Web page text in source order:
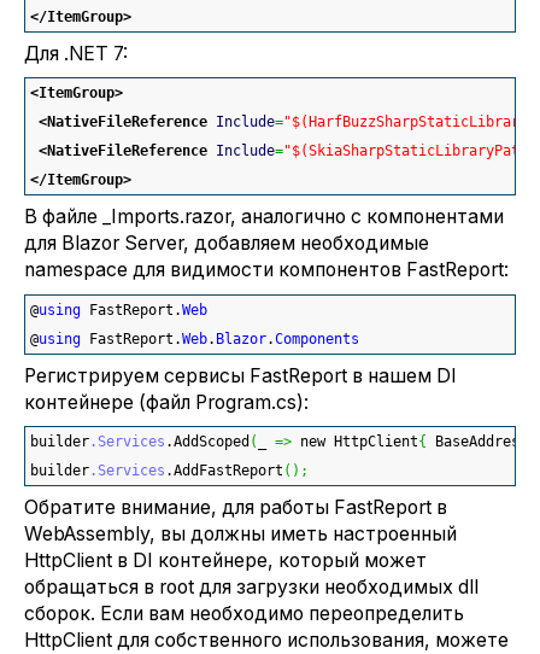
</ItemGroup>
Для .NET 7:
<ItemGroup>
<NativeFileReference Include=
<NativeFileReference Include=
</ItemGroup>
В файле _Imports.razor, аналогично с компонентами
для Blazor Server, добавляем необходимые
namespace для видимости компонентов FastReport:
@using FastReport.Web
@using FastReport.Web. Blazor.Components
Регистрируем сервисы FastReport в нашем DI
контейнере (файл Program.cs):
builder .Services .AddScoped ( => new HttpClient{ BaseAddress
builder .Services .AddFastReport ( ) ;
Обратите внимание, для работы FastReport в
WebAssembly, вы должны иметь настроенный
HttpClient в DI контейнере, который может
обращаться в root для загрузки необходимых dll
сборок. Если вам необходимо переопределить
HttpClient для собственного использования, можете